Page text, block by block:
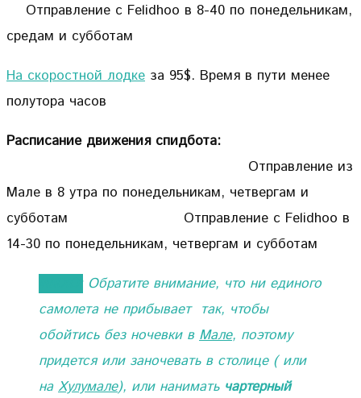
Отправление с Felidhoo в 8-40 по понедельникам,
средам и субботам
На скоростной лодке за 95$. Время в пути менее
полутора часов
Расписание движения спидбота:
Отправление из
Мале в 8 утра по понедельникам, четвергам и
субботам Отправление с Felidhoo в
14-30 по понедельникам, четвергам и субботам
Обратите внимание, что ни единого
самолета не прибывает так, чтобы
обойтись без ночевки в Мале, поэтому
придется или заночевать в столице ( или
на Хулумале), или нанимать чартерный